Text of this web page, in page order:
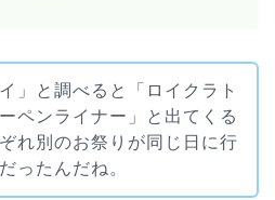
」と調べると「ロイクラト
ペンライナー」と出てくる
れ別のお祭りが同じ日に行
ったんだね。